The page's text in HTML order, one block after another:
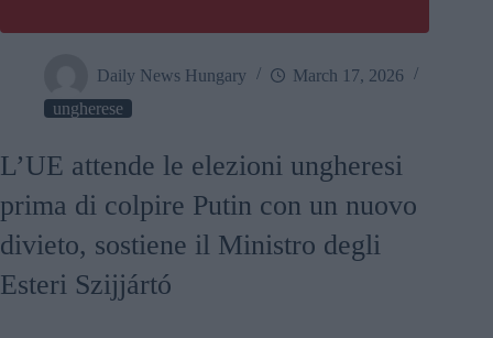
Daily News Hungary
March 17, 2026
ungherese
L’UE attende le elezioni ungheresi
prima di colpire Putin con un nuovo
divieto, sostiene il Ministro degli
Esteri Szijjártó